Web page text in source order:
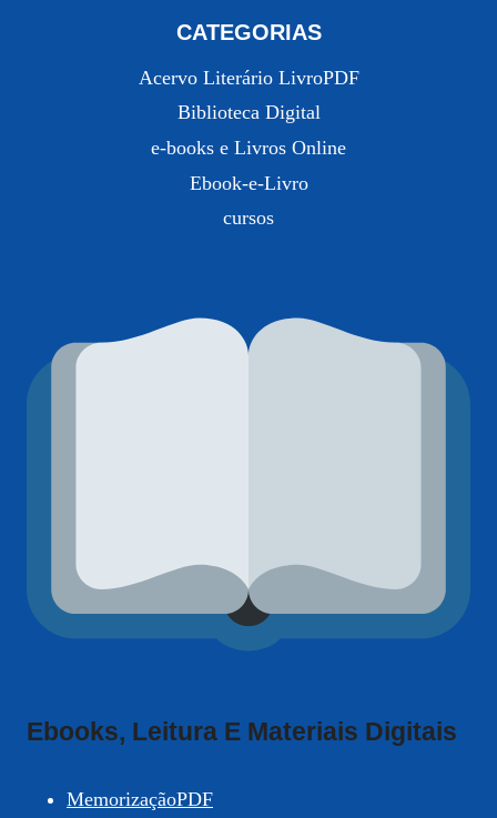
CATEGORIAS
Acervo Literário LivroPDF
Biblioteca Digital
e-books e Livros Online
Ebook-e-Livro
cursos
Ebooks, Leitura E Materiais Digitais
MemorizaçãoPDF